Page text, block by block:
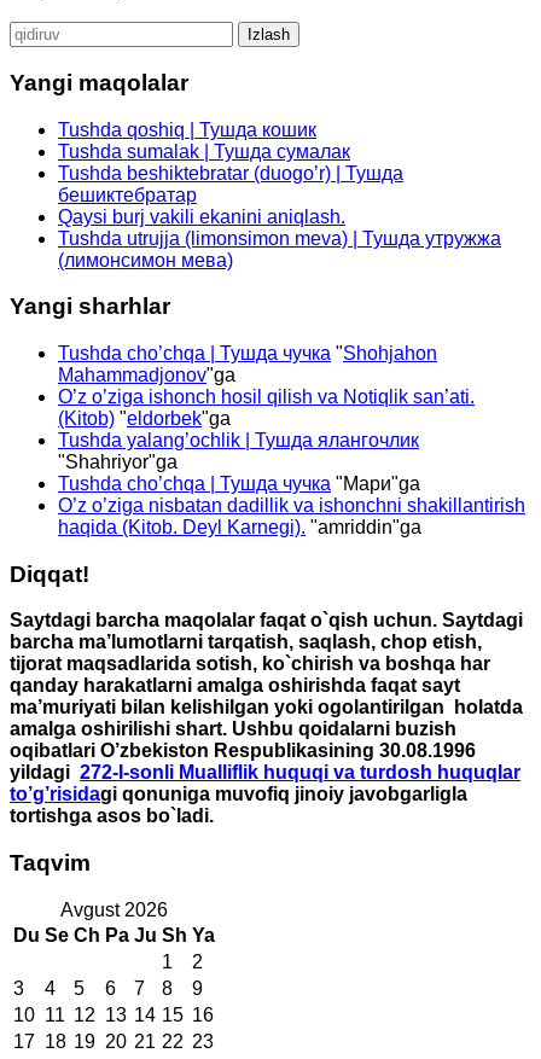
Qidirshish:
Yangi maqolalar
Tushda qoshiq | Тушда кошик
Tushda sumalak | Тушда сумалак
Tushda beshiktebratar (duogo’r) | Тушда
бешиктебратар
Qaysi burj vakili ekanini aniqlash.
Tushda utrujja (limonsimon meva) | Тушда утружжа
(лимонсимон мева)
Yangi sharhlar
Tushda cho’chqa | Тушда чучка "Shohjahon
Mahammadjonov"ga
O’z o’ziga ishonch hosil qilish va Notiqlik san’ati.
(Kitob) "eldorbek"ga
Tushda yalang’ochlik | Тушда ялангочлик
"Shahriyor"ga
Tushda cho’chqa | Тушда чучка "Мари"ga
O’z o’ziga nisbatan dadillik va ishonchni shakillantirish
haqida (Kitob. Deyl Karnegi). "amriddin"ga
Diqqat!
Saytdagi barcha maqolalar faqat o`qish uchun. Saytdagi
barcha ma’lumotlarni tarqatish, saqlash, chop etish,
tijorat maqsadlarida sotish, ko`chirish va boshqa har
qanday harakatlarni amalga oshirishda faqat sayt
ma’muriyati bilan kelishilgan yoki ogolantirilgan holatda
amalga oshirilishi shart. Ushbu qoidalarni buzish
oqibatlari O’zbekiston Respublikasining 30.08.1996
yildagi 272-I-sonli Mualliflik huquqi va turdosh huquqlar
to’g’risidagi qonuniga muvofiq jinoiy javobgarligla
tortishga asos bo`ladi.
Taqvim
Avgust 2026
Du Se Ch Pa Ju Sh Ya
1
2
3
4 5 6 7 8
9
10 11 12 13 14 15 16
17 18 19 20 21 22 23